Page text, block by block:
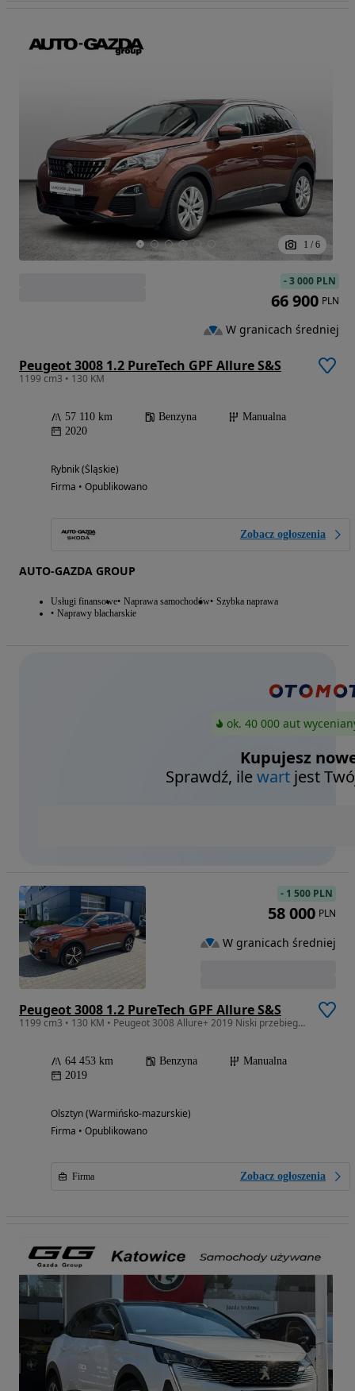
1 / 6
Peugeot 3008 1.2 PureTech GPF Allure S&S
1199 cm3 • 130 KM
57 110 km Benzyna
Manualna
2020
Rybnik (Śląskie)
Firma • Opublikowano
Zobacz ogłoszenia
AUTO-GAZDA GROUP
Usługi finansowe Naprawa samochodów Szybka naprawa
Naprawy blacharskie
-3 000 PLN
66 900 PLN
W granicach średniej
ok. 40 000 aut
Kupujesz
Sprawdź, ilewart jest
Peugeot 3008 1.2 PureTech GPF Allure S&S
1199 cm3 • 130 KM • Peugeot 3008 Allure+ 2019 Niski przebieg Benzyna GWARANCJA FABRYCZNA !
64 453 km Benzyna
Manualna
2019
Olsztyn (Warmińsko-mazurskie)
Firma • Opublikowano
Firma Zobacz ogłoszenia
- 1 500 PLN
58 000 PLN
W granicach średniej